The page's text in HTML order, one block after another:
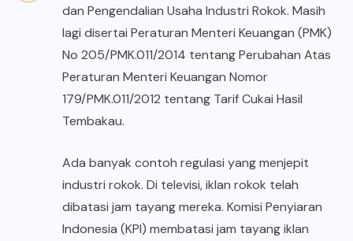
dan Pengendalian Usaha Industri Rokok. Masih
lagi disertai Peraturan Menteri Keuangan (PMK)
No 205/PMK.011/2014 tentang Perubahan Atas
Peraturan Menteri Keuangan Nomor
179/PMK.011/2012 tentang Tarif Cukai Hasil
Tembakau.
Ada banyak contoh regulasi yang menjepit
industri rokok. Di televisi, iklan rokok telah
dibatasi jam tayang mereka. Komisi Penyiaran
Indonesia (KPI) membatasi jam tayang iklan